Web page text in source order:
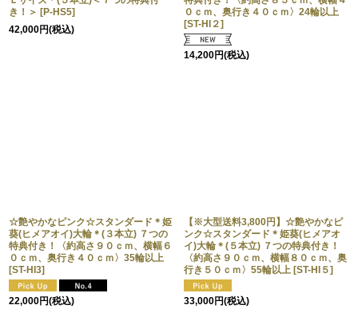
き！＞ [P-HS5]
42,000円(税込)
０ｃｍ、奥行き４０ｃｍ〉24輪以上
[ST-HI２]
14,200円(税込)
☆艶やかなピンク☆スタンダード＊姫
葵(ヒメアオイ)大輪＊(３本立) ７つの
特典付き！〈約高さ９０ｃｍ、横幅６
０ｃｍ、奥行き４０ｃｍ〉35輪以上
[ST-HI3]
22,000円(税込)
【※大型送料3,800円】☆艶やかなピ
ンク☆スタンダード＊姫葵(ヒメアオ
イ)大輪＊(５本立) ７つの特典付き！
〈約高さ９０ｃｍ、横幅８０ｃｍ、奥
行き５０ｃｍ〉55輪以上 [ST-HI５]
33,000円(税込)